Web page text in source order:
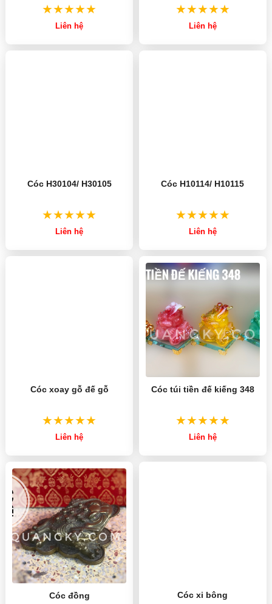
Liên hệ Liên hệ
Cóc H30104/ H30105
Liên hệ
Cóc H10114/ H10115
Liên hệ
Cóc xoay gỗ đế gỗ
Liên hệ
Cóc túi tiền đế kiếng 348
Liên hệ
Cóc đồng Cóc xi bông